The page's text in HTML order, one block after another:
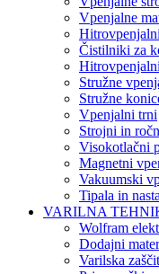
Vpenjalne
Čistilniki za
Stružne
Stružne
Vpenjalni trni
Strojni in
Visokotlačni
Magnetni
Vakuumski
Tipala in
VARILNA
Wolfram
Dodajni
Varilska